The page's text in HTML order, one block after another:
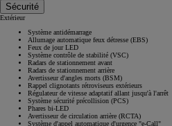
Nouvelle Yaris Cross
HYBRIDE
Disponible prochainement
Sécurité
Extérieur
Système antidémarrage
Allumage automatique feux détresse (EBS)
Feux de jour LED
Système contrôle de stabilité (VSC)
Radars de stationnement avant
Radars de stationnement arrière
Avertisseur d'angles morts (BSM)
Rappel clignotants rétroviseurs extérieurs
Régulateur de vitesse adaptatif allant jusqu'à l'arrêt
Système sécurité précollision (PCS)
Phares bi-LED
Avertisseur de circulation arrière (RCTA)
Système d'appel automatique d'urgence "e-Call"